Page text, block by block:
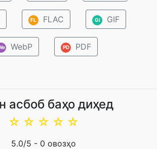
FL FLAC GI GIF
WebP PD PDF
асбоб баҳо диҳед
☆
☆
☆
☆
☆
5.0/5 - 0 овозҳо